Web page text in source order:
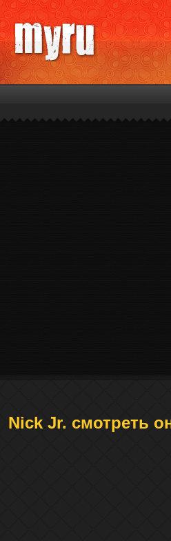
Nick Jr. смотреть